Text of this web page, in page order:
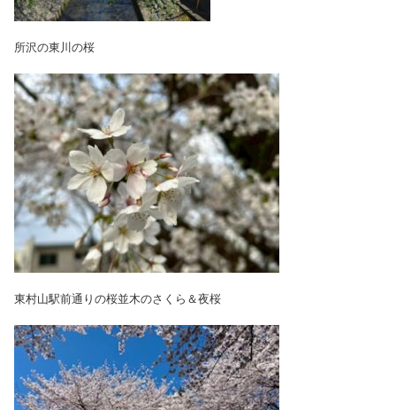
所沢の東川の桜
東村山駅前通りの桜並木のさくら＆夜桜